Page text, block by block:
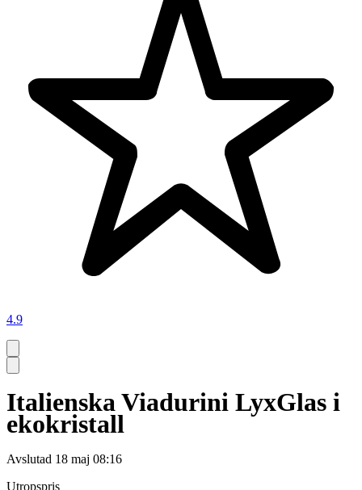
4.9
Italienska Viadurini LyxGlas i
ekokristall
Avslutad 18 maj 08:16
Utropspris